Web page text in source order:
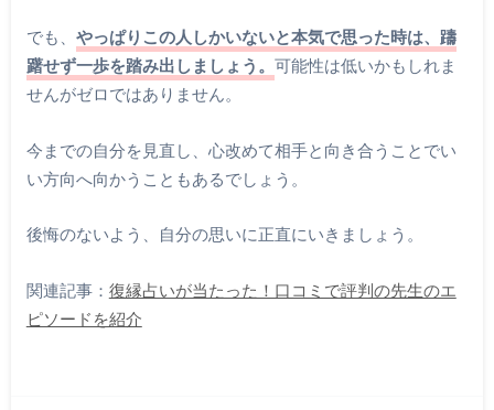
でも、 やっぱりこの人しかいないと本気で思った時は、躊
躇せず一歩を踏み出しましょう。 可能性は低いかもしれま
せんがゼロではありません。
今までの自分を見直し、心改めて相手と向き合うことでい
い方向へ向かうこともあるでしょう。
後悔のないよう、自分の思いに正直にいきましょう。
関連記事： 復縁占いが当たった！口コミで評判の先生のエ
ピソードを紹介